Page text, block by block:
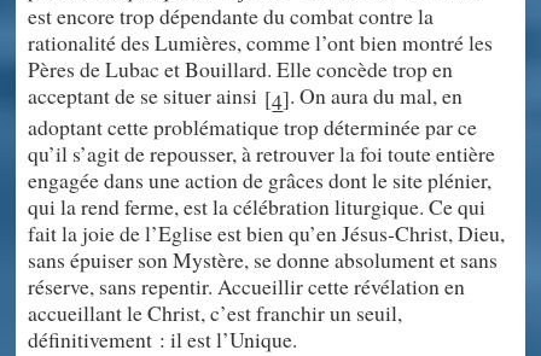
est encore trop dépendante du combat contre la
rationalité des Lumières, comme l’ont bien montré les
Pères de Lubac et Bouillard. Elle concède trop en
acceptant de se situer ainsi [4]. On aura du mal, en
adoptant cette problématique trop déterminée par ce
qu’il s’agit de repousser, à retrouver la foi toute entière
engagée dans une action de grâces dont le site plénier,
qui la rend ferme, est la célébration liturgique. Ce qui
fait la joie de l’Eglise est bien qu’en Jésus-Christ, Dieu,
sans épuiser son Mystère, se donne absolument et sans
réserve, sans repentir. Accueillir cette révélation en
accueillant le Christ, c’est franchir un seuil,
définitivement : il est l’Unique.